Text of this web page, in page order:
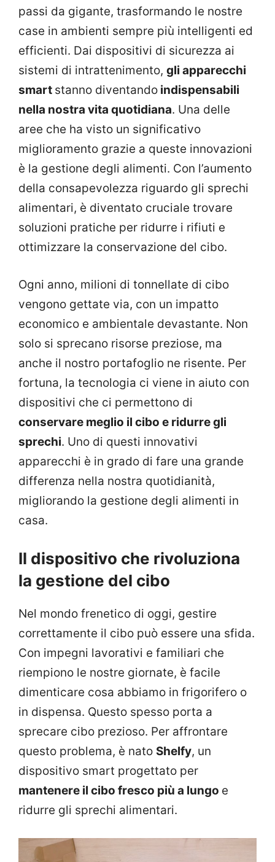
passi da gigante, trasformando le nostre
case in ambienti sempre più intelligenti ed
efficienti. Dai dispositivi di sicurezza ai
sistemi di intrattenimento, gli apparecchi
smart stanno diventando indispensabili
nella nostra vita quotidiana. Una delle
aree che ha visto un significativo
miglioramento grazie a queste innovazioni
è la gestione degli alimenti. Con l’aumento
della consapevolezza riguardo gli sprechi
alimentari, è diventato cruciale trovare
soluzioni pratiche per ridurre i rifiuti e
ottimizzare la conservazione del cibo.
Ogni anno, milioni di tonnellate di cibo
vengono gettate via, con un impatto
economico e ambientale devastante. Non
solo si sprecano risorse preziose, ma
anche il nostro portafoglio ne risente. Per
fortuna, la tecnologia ci viene in aiuto con
dispositivi che ci permettono di
conservare meglio il cibo e ridurre gli
sprechi. Uno di questi innovativi
apparecchi è in grado di fare una grande
differenza nella nostra quotidianità,
migliorando la gestione degli alimenti in
casa.
Il dispositivo che rivoluziona
la gestione del cibo
Nel mondo frenetico di oggi, gestire
correttamente il cibo può essere una sfida.
Con impegni lavorativi e familiari che
riempiono le nostre giornate, è facile
dimenticare cosa abbiamo in frigorifero o
in dispensa. Questo spesso porta a
sprecare cibo prezioso. Per affrontare
questo problema, è nato Shelfy, un
dispositivo smart progettato per
mantenere il cibo fresco più a lungo e
ridurre gli sprechi alimentari.